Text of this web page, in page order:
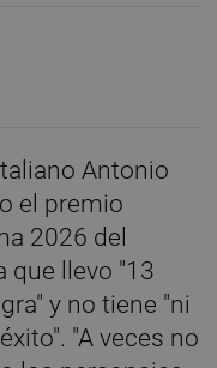
Antonio
el premio
2026 del
que llevo "13
y no tiene "ni
"A veces no